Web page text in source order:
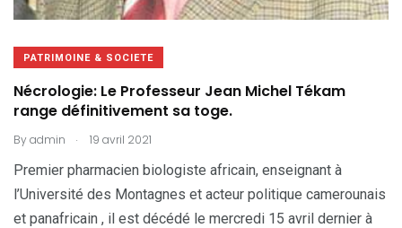
PATRIMOINE & SOCIETE
Nécrologie: Le Professeur Jean Michel Tékam
range définitivement sa toge.
Byadmin . 19 avril 2021
Premier pharmacien biologiste africain, enseignant à
l’Université des Montagnes et acteur politique camerounais
et panafricain , il est décédé le mercredi 15 avril dernier à